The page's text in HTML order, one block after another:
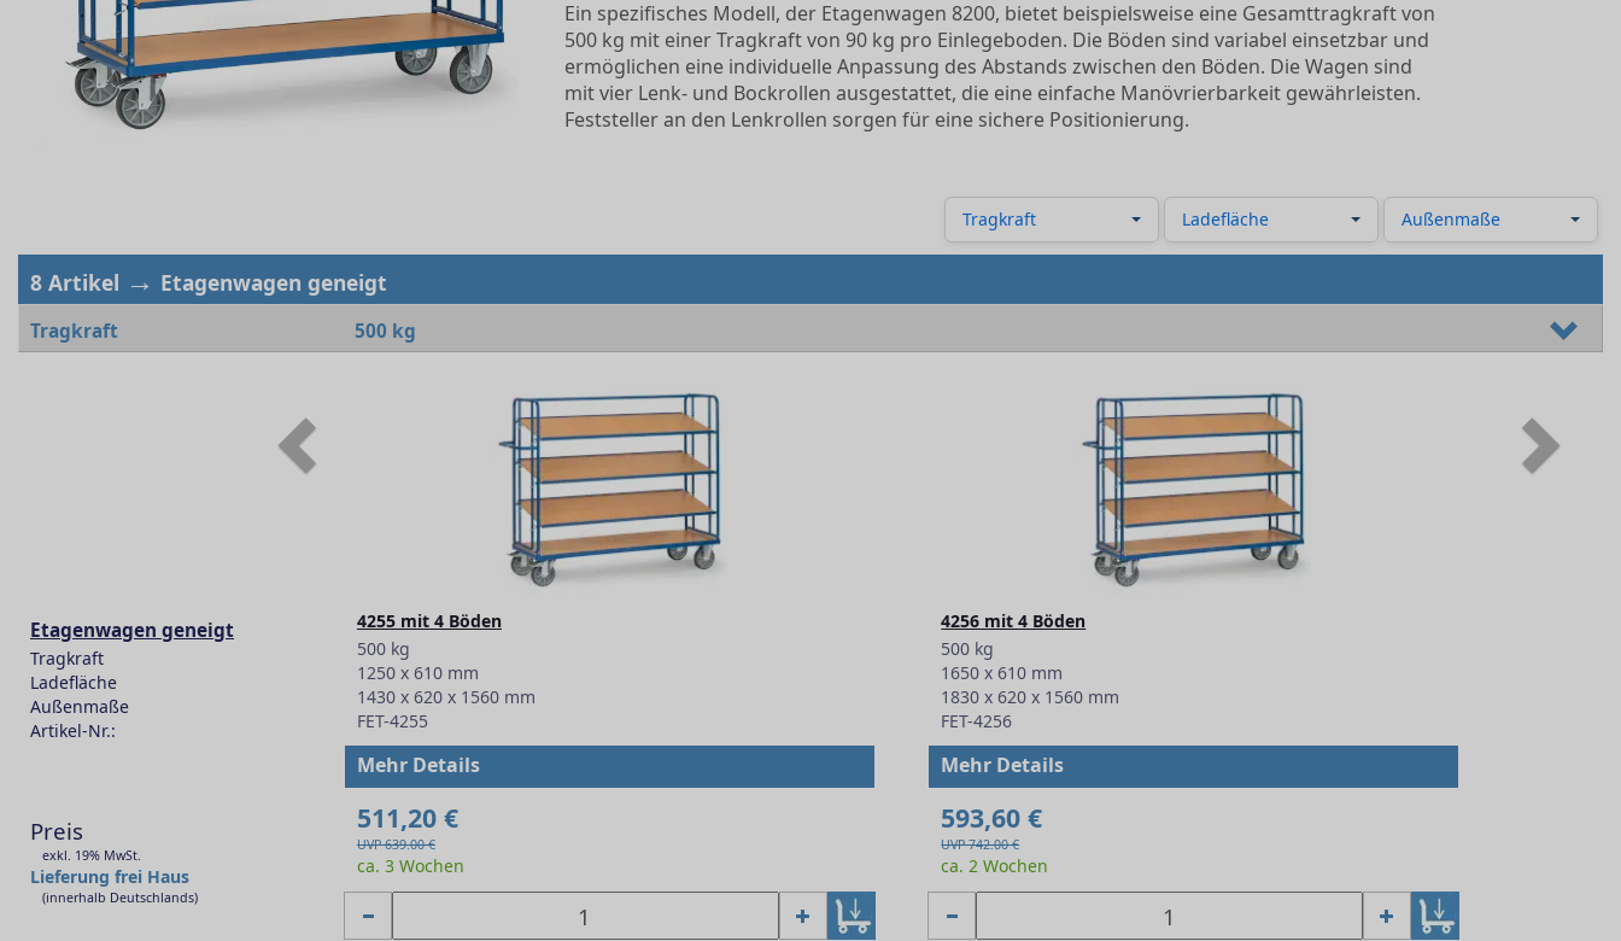
Ein spezifisches Modell, der Etagenwagen 8200, bietet beispielsweise eine Gesamttragkraft von
500 kg mit einer Tragkraft von 90 kg pro Einlegeboden. Die Böden sind variabel einsetzbar und
ermöglichen eine individuelle Anpassung des Abstands zwischen den Böden. Die Wagen sind
mit vier Lenk- und Bockrollen ausgestattet, die eine einfache Manövrierbarkeit gewährleisten.
Feststeller an den Lenkrollen sorgen für eine sichere Positionierung​.
Tragkraft Ladefläche Außenmaße
8 Artikel → Etagenwagen geneigt
Tragkraft 500 kg
Etagenwagen geneigt
Tragkraft
Ladefläche
Außenmaße
Artikel-Nr.:
Preis
exkl. 19% MwSt.
Lieferung frei Haus
(innerhalb Deutschlands)
4255 mit 4 Böden
500 kg
1250 x 610 mm
1430 x 620 x 1560 mm
FET-4255
Mehr Details
511,20 €
UVP 639.00 €
ca. 3 Wochen
4256 mit 4 Böden
500 kg
1650 x 610 mm
1830 x 620 x 1560 mm
FET-4256
Mehr Details
593,60 €
UVP 742.00 €
ca. 2 Wochen